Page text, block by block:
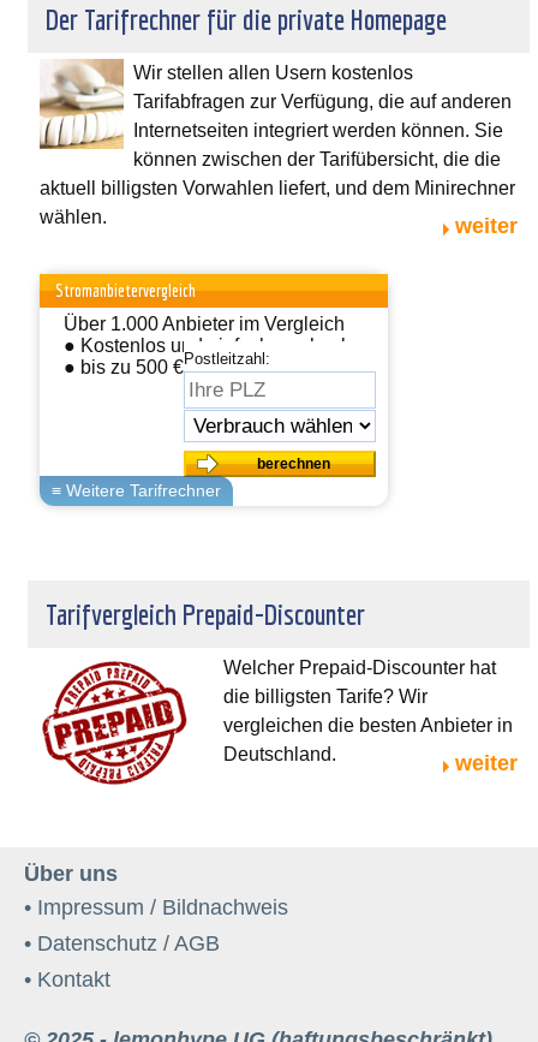
Der Tarifrechner für die private Homepage
Wir stellen allen Usern kostenlos
Tarifabfragen zur Verfügung, die auf anderen
Internetseiten integriert werden können. Sie
können zwischen der Tarifübersicht, die die
aktuell billigsten Vorwahlen liefert, und dem Minirechner
wählen.
weiter
Stromanbietervergleich
Über 1.000 Anbieter im Vergleich
● Kostenlos und einfach wechseln
● bis zu 500 € sparen
Postleitzahl:
Tarifvergleich Prepaid-Discounter
Welcher Prepaid-Discounter hat
die billigsten Tarife? Wir
vergleichen die besten Anbieter in
Deutschland.
weiter
Über uns
• Impressum / Bildnachweis
• Datenschutz / AGB
• Kontakt